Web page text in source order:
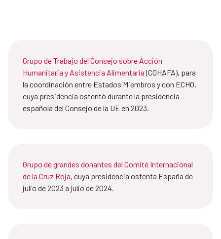
Grupo de Trabajo del Consejo sobre Acción
Humanitaria y Asistencia Alimentaria(COHAFA), para
la coordinación entre Estados Miembros y con ECHO,
cuya presidencia ostentó durante la presidencia
española del Consejo de la UE en 2023.
Grupo de grandes donantes del Comité Internacional
de la Cruz Roja, cuya presidencia ostenta España de
julio de 2023 a julio de 2024.